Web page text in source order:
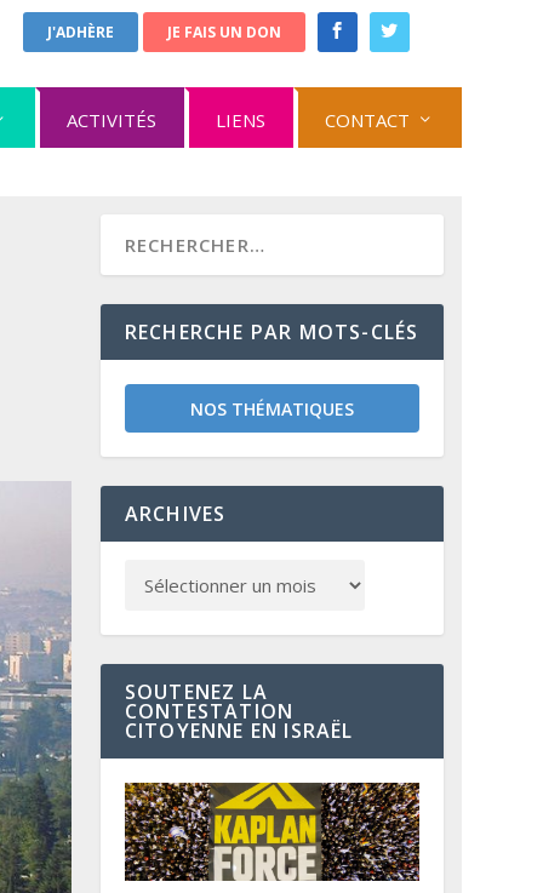
J'ADHÈRE JE FAIS UN DON
ACTIVITÉS LIENS CONTACT
RECHERCHE PAR MOTS-CLÉS
NOS THÉMATIQUES
ARCHIVES
SOUTENEZ LA
CONTESTATION
CITOYENNE EN ISRAËL